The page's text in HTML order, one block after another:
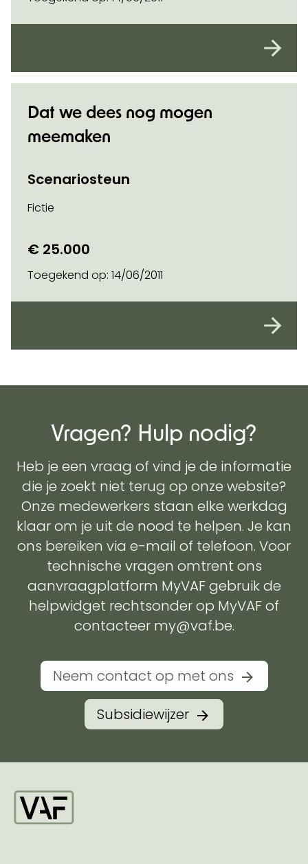
Dat we dees nog mogen
meemaken
Scenariosteun
Fictie
€ 25.000
Toegekend op: 14/06/2011
Vragen? Hulp nodig?
Heb je een vraag of vind je de informatie
die je zoekt niet terug op onze website?
Onze medewerkers staan elke werkdag
klaar om je uit de nood te helpen. Je kan
ons bereiken via e-mail of telefoon. Voor
technische vragen omtrent ons
aanvraagplatform MyVAF gebruik de
helpwidget rechtsonder op MyVAF of
contacteer my@vaf.be.
Neem contact op met ons
Subsidiewijzer